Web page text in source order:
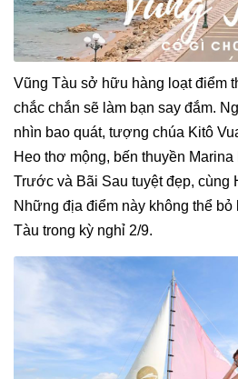
Vũng Tàu sở hữu hàng loạt điểm
chắc chắn sẽ làm bạn say đắm.
nhìn bao quát, tượng chúa Kitô
Heo thơ mộng, bến thuyền
Trước và Bãi Sau tuyệt đẹp, cùng
Những địa điểm này không thể
Tàu trong kỳ nghỉ 2/9.